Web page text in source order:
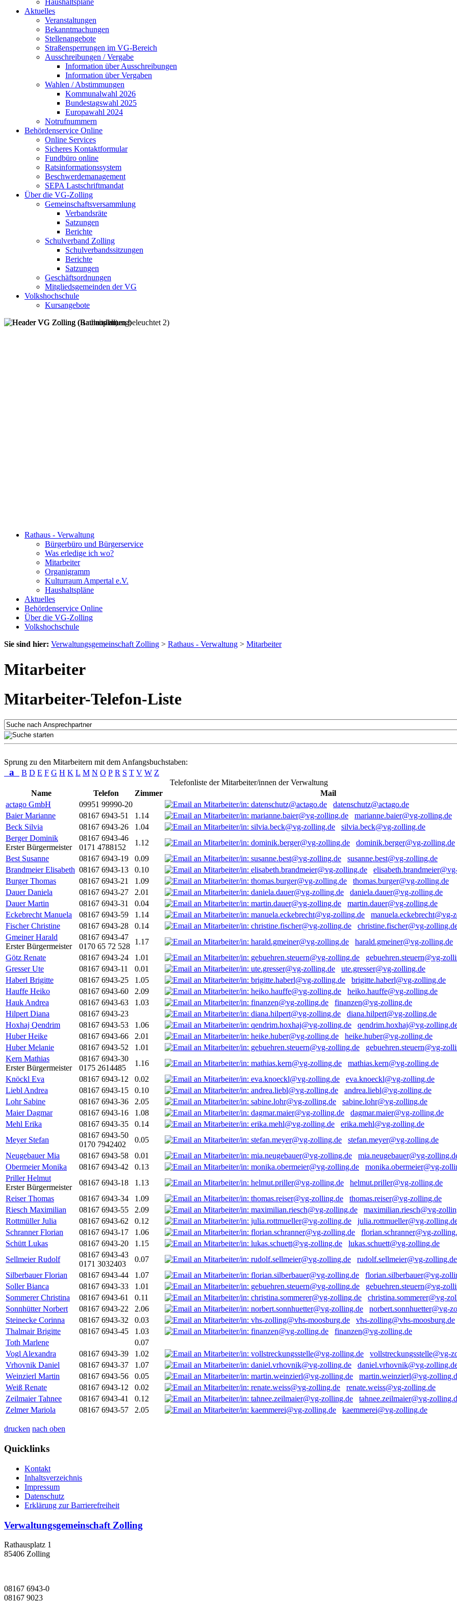
Haushaltspläne
Aktuelles
Veranstaltungen
Bekanntmachungen
Stellenangebote
Straßensperrungen im VG-Bereich
Ausschreibungen / Vergabe
Information über Ausschreibungen
Information über Vergaben
Wahlen / Abstimmungen
Kommunalwahl 2026
Bundestagswahl 2025
Europawahl 2024
Notrufnummern
Behördenservice Online
Online Services
Sicheres Kontaktformular
Fundbüro online
Ratsinformationssystem
Beschwerdemanagement
SEPA Lastschriftmandat
Über die VG-Zolling
Gemeinschaftsversammlung
Verbandsräte
Satzungen
Berichte
Schulverband Zolling
Schulverbandssitzungen
Berichte
Satzungen
Geschäftsordnungen
Mitgliedsgemeinden der VG
Volkshochschule
Kursangebote
Rathaus - Verwaltung
Bürgerbüro und Bürgerservice
Was erledige ich wo?
Mitarbeiter
Organigramm
Kulturraum Ampertal e.V.
Haushaltspläne
Aktuelles
Behördenservice Online
Über die VG-Zolling
Volkshochschule
Sie sind hier: Verwaltungsgemeinschaft Zolling > Rathaus - Verwaltung > Mitarbeiter
Mitarbeiter
Mitarbeiter-Telefon-Liste
Sprung zu den Mitarbeitern mit dem Anfangsbuchstaben:
a B D E F G H K L M N O P R S T V W Z
Telefonliste der Mitarbeiter/innen der Verwaltung
Name
Telefon Zimmer
Mail
actago GmbH
09951 99990-20
datenschutz@actago.de
Baier Marianne
08167 6943-51 1.14
marianne.baier@vg-zolling.de
Beck Silvia
08167 6943-26 1.04
silvia.beck@vg-zolling.de
Berger Dominik
Erster Bürgermeister
08167 6943-46
0171 4788152
1.12
dominik.berger@vg-zolling.de
Best Susanne
08167 6943-19 0.09
susanne.best@vg-zolling.de
Brandmeier Elisabeth 08167 6943-13 0.10
Burger Thomas
08167 6943-21 1.09
thomas.burger@vg-zolling.de
Dauer Daniela
08167 6943-27 2.01
daniela.dauer@vg-zolling.de
Dauer Martin
08167 6943-31 0.04
martin.dauer@vg-zolling.de
Eckebrecht Manuela
08167 6943-59 1.14
manuela.eckebrecht@vg-
Fischer Christine
08167 6943-28 0.14
christine.fischer@vg-
Gmeiner Harald
Erster Bürgermeister
08167 6943-47
0170 65 72 528
1.17
harald.gmeiner@vg-zolling.de
Götz Renate
08167 6943-24 1.01
gebuehren.steuern@vg-
Gresser Ute
08167 6943-11 0.01
ute.gresser@vg-zolling.de
Haberl Brigitte
08167 6943-25 1.05
brigitte.haberl@vg-zolling.de
Hauffe Heiko
08167 6943-60 2.09
heiko.hauffe@vg-zolling.de
Hauk Andrea
08167 6943-63 1.03
finanzen@vg-zolling.de
Hilpert Diana
08167 6943-23
diana.hilpert@vg-zolling.de
Hoxhaj Qendrim
08167 6943-53 1.06
qendrim.hoxhaj@vg-
Huber Heike
08167 6943-66 2.01
heike.huber@vg-zolling.de
Huber Melanie
08167 6943-52 1.01
gebuehren.steuern@vg-
Kern Mathias
Erster Bürgermeister
08167 6943-30
0175 2614485
1.16
mathias.kern@vg-zolling.de
Knöckl Eva
08167 6943-12 0.02
eva.knoeckl@vg-zolling.de
Liebl Andrea
08167 6943-15 0.10
andrea.liebl@vg-zolling.de
Lohr Sabine
08167 6943-36 2.05
sabine.lohr@vg-zolling.de
Maier Dagmar
08167 6943-16 1.08
dagmar.maier@vg-zolling.de
Mehl Erika
08167 6943-35 0.14
erika.mehl@vg-zolling.de
Meyer Stefan
08167 6943-50
0170 7942402
0.05
stefan.meyer@vg-zolling.de
Neugebauer Mia
08167 6943-58 0.01
mia.neugebauer@vg-
Obermeier Monika
08167 6943-42 0.13
monika.obermeier@vg-
Priller Helmut
Erster Bürgermeister
08167 6943-18 1.13
helmut.priller@vg-zolling.de
Reiser Thomas
08167 6943-34 1.09
thomas.reiser@vg-zolling.de
Riesch Maximilian
08167 6943-55 2.09
maximilian.riesch@vg-
Rottmüller Julia
08167 6943-62 0.12
julia.rottmueller@vg-
Schranner Florian
08167 6943-17 1.06
florian.schranner@vg-
Schütt Lukas
08167 6943-20 1.15
lukas.schuett@vg-zolling.de
Sellmeier Rudolf
08167 6943-43
0171 3032403
0.07
rudolf.sellmeier@vg-zolling.de
Silberbauer Florian
08167 6943-44 1.07
florian.silberbauer@vg-
Soller Bianca
08167 6943-33 1.01
gebuehren.steuern@vg-
Sommerer Christina
08167 6943-61 0.11
christina.sommerer@vg-
Sonnhütter Norbert
08167 6943-22 2.06
norbert.sonnhuetter@vg-
Steinecke Corinna
08167 6943-32 0.03
vhs-zolling@vhs-moosburg.de
Thalmair Brigitte
08167 6943-45 1.03
finanzen@vg-zolling.de
Toth Marlene
0.07
Vogl Alexandra
08167 6943-39 1.02
vollstreckungsstelle@vg-
Vrhovnik Daniel
08167 6943-37 1.07
daniel.vrhovnik@vg-
Weinzierl Martin
08167 6943-56 0.05
martin.weinzierl@vg-
Weiß Renate
08167 6943-12 0.02
renate.weiss@vg-zolling.de
Zeilmaier Tahnee
08167 6943-41 0.12
tahnee.zeilmaier@vg-
Zelmer Mariola
08167 6943-57 2.05 kaemmerei@vg-zolling.de
drucken nach oben
Quicklinks
Kontakt
Inhaltsverzeichnis
Impressum
Datenschutz
Erklärung zur Barrierefreiheit
Verwaltungsgemeinschaft Zolling
Rathausplatz 1
85406 Zolling
08167 6943-0
08167 9023